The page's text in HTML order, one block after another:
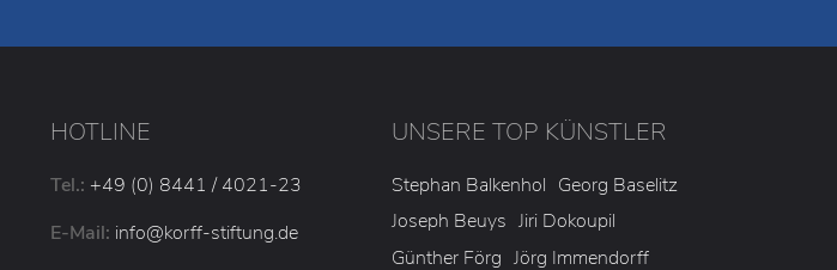
HOTLINE
Tel.: +49 (0) 8441 / 4021-23
E-Mail: info@korff-stiftung.de
UNSERE TOP KÜNSTLER
Stephan Balkenhol Georg Baselitz
Joseph Beuys Jiri Dokoupil
Günther Förg Jörg Immendorff